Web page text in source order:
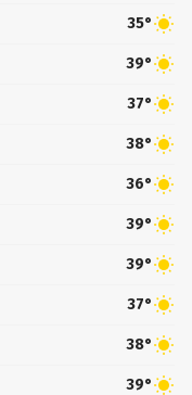
35°
39°
37°
38°
36°
39°
39°
37°
38°
39°